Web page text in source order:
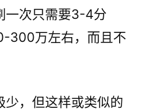
一次只需要3-4分
300万左右，而且不
少，但这样或类似的